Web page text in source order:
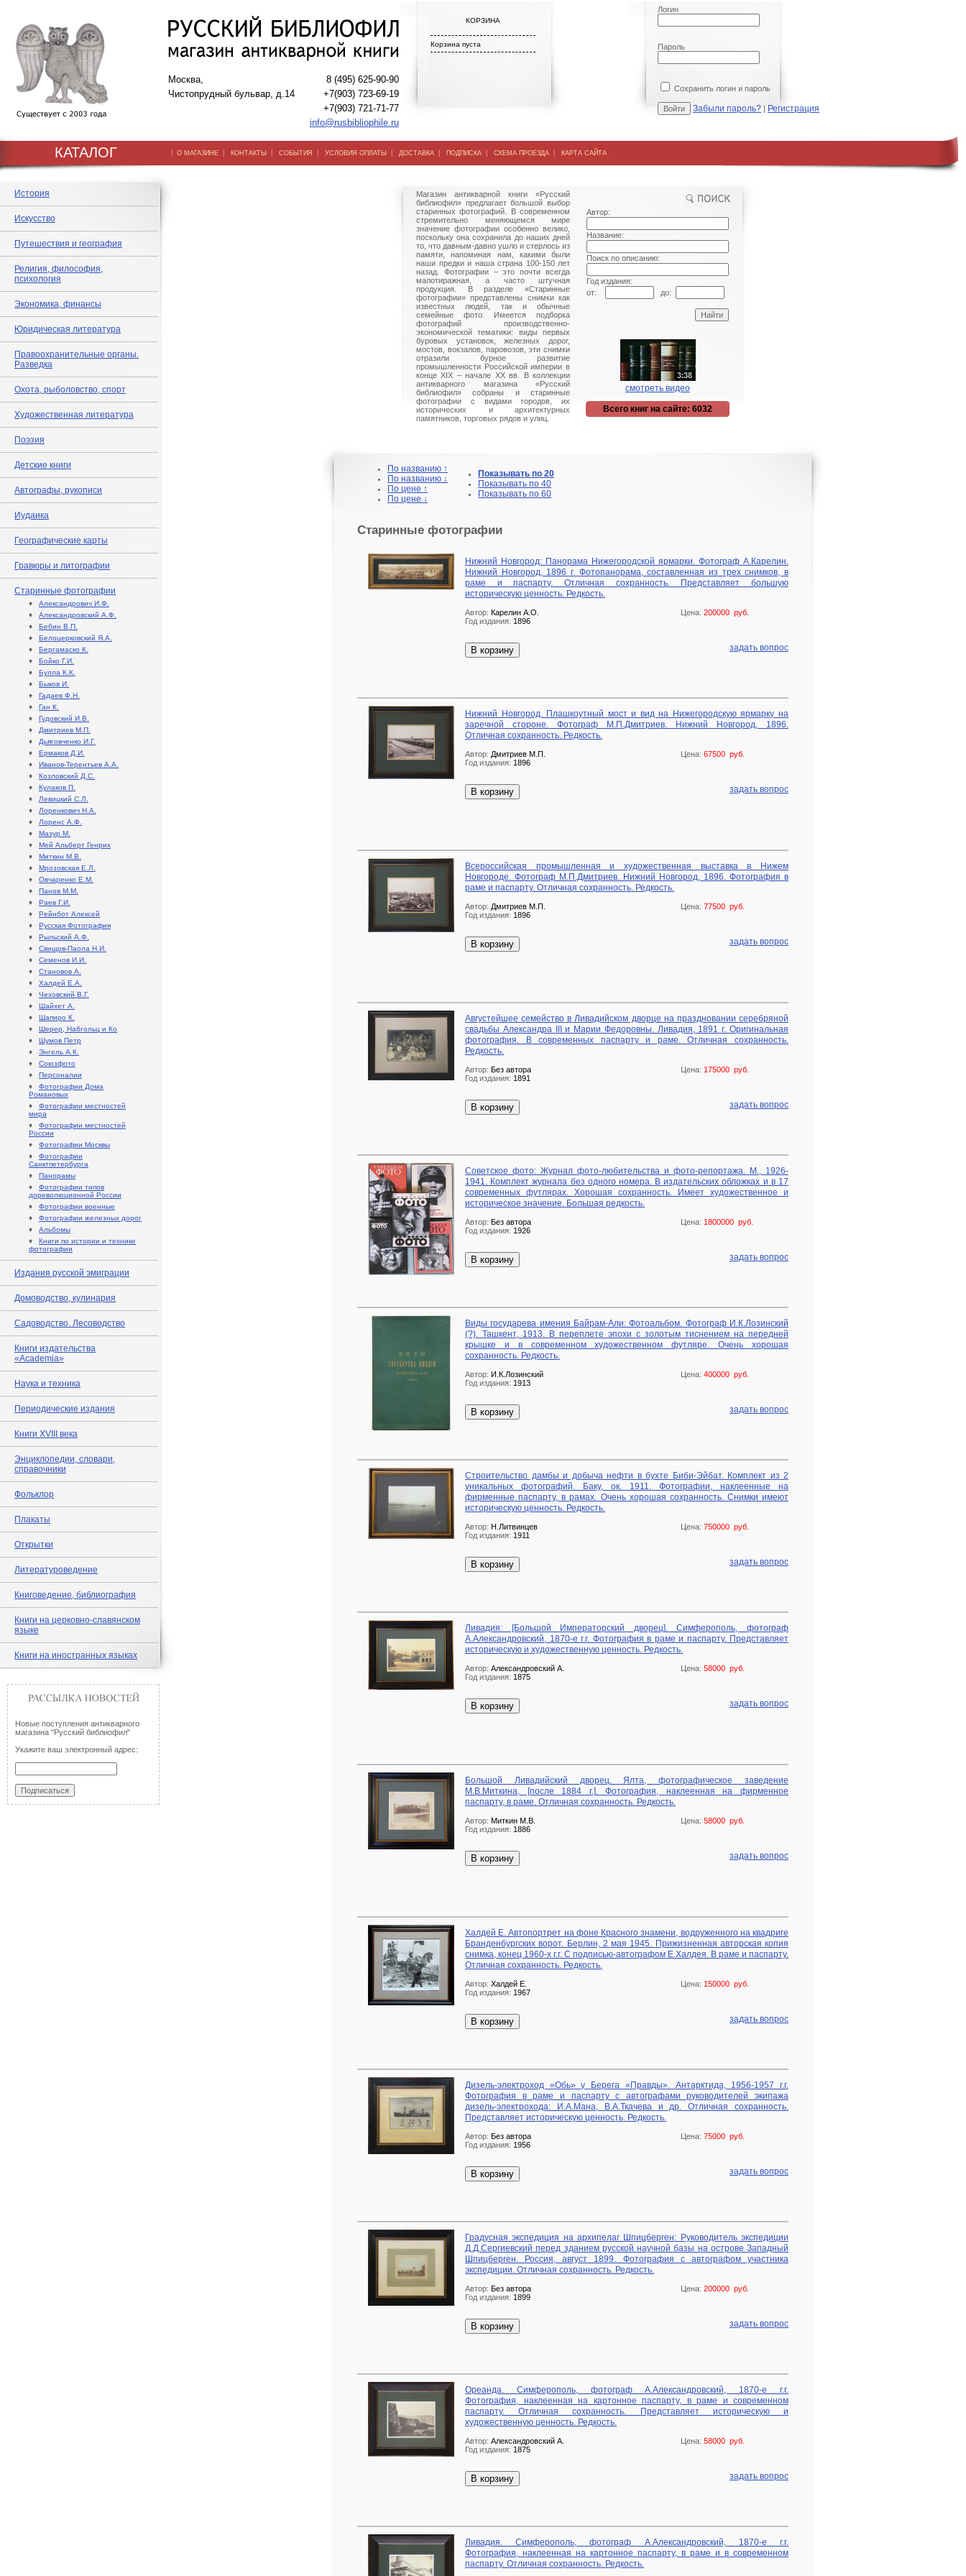
Москва,
Чистопрудный бульвар, д.14
8 (495) 625-90-90
+7(903) 723-69-19
+7(903) 721-71-77
info@rusbibliophile.ru
КОРЗИНА
Корзина пуста
Логин
Пароль
Сохранить логин и пароль
Забыли пароль? | Регистрация
КАТАЛОГ | О МАГАЗИНЕ | КОНТАКТЫ | СОБЫТИЯ | УСЛОВИЯ ОПЛАТЫ | ДОСТАВКА | ПОДПИСКА | СХЕМА ПРОЕЗДА | КАРТА САЙТА
История
Искусство
Путешествия и география
Религия, философия,
психология
Экономика, финансы
Юридическая литература
Правоохранительные органы.
Разведка
Охота, рыболовство, спорт
Художественная литература
Поэзия
Детские книги
Автографы, рукописи
Иудаика
Географические карты
Гравюры и литографии
Старинные фотографии
♦ Александрович И.Ф.
♦ Александровский А.Ф.
♦ Бебин В.П.
♦ Белоцерковский Я.А.
♦ Бергамаско К.
♦ Бойко Г.И.
♦ Булла К.К.
♦ Быков И.
♦ Гадаев Ф.Н.
♦ Ган К.
♦ Гудовский И.В.
♦ Дмитриев М.П.
♦ Дьяговченко И.Г.
♦ Ермаков Д.И.
♦ Иванов-Терентьев А.А.
♦ Козловский Д.С.
♦ Кулаков П.
♦ Левицкий С.Л.
♦ Лоренкович Н.А.
♦ Лоренс А.Ф.
♦ Мазур М.
♦ Мей Альберт Генрих
♦ Миткин М.В.
♦ Мрозовская Е.Л.
♦ Овчаренко Е.М.
♦ Панов М.М.
♦ Раев Г.И.
♦ Рейнбот Алексей
♦ Русская Фотография
♦ Рыльский А.Ф.
♦ Свищов-Паола Н.И.
♦ Семенов И.И.
♦ Становов А.
♦ Халдей Е.А.
♦ Чеховский В.Г.
♦ Шайхет А.
♦ Шапиро К.
♦ Шерер, Набгольц и Ко
♦ Шумов Петр
♦ Энгель А.К.
♦ Союзфото
♦ Персоналии
♦ Фотографии Дома
Романовых
♦ Фотографии местностей
мира
♦ Фотографии местностей
России
♦ Фотографии Москвы
♦ Фотографии
Санктпетербурга
♦ Панорамы
♦ Фотографии типов
дореволюционной России
♦ Фотографии военные
♦ Фотографии железных дорог
♦ Альбомы
♦ Книги по истории и технике
фотографии
Издания русской эмиграции
Домоводство, кулинария
Садоводство. Лесоводство
Книги издательства
«Academia»
Наука и техника
Периодические издания
Книги XVIII века
Энциклопедии, словари,
справочники
Фольклор
Плакаты
Открытки
Литературоведение
Книговедение, библиография
Книги на церковно-славянском
языке
Книги на иностранных языках
Новые поступления антикварного
магазина "Русский библиофил"
Укажите ваш электронный адрес:
Магазин антикварной книги «Русский
библиофил» предлагает большой выбор
старинных фотографий. В современном
стремительно меняющемся мире
значение фотографии особенно велико,
поскольку она сохранила до наших дней
то, что давным-давно ушло и стерлось из
памяти, напоминая нам, какими были
наши предки и наша страна 100-150 лет
назад. Фотографии – это почти всегда
малотиражная, а часто штучная
продукция. В разделе «Старинные
фотографии» представлены снимки как
известных людей, так и обычные
семейные фото. Имеется подборка
фотографий производственно-
экономической тематики: виды первых
буровых установок, железных дорог,
мостов, вокзалов, паровозов, эти снимки
отразили бурное развитие
промышленности Российской империи в
конце XIX – начале ХХ вв. В коллекции
антикварного магазина «Русский
библиофил» собраны и старинные
фотографии с видами городов, их
исторических и архитектурных
памятников, торговых рядов и улиц.
Автор:
Название:
Поиск по описанию:
Год издания:
от:
до:
смотреть видео
Всего книг на сайте: 6032
По названию ↑
По названию ↓
По цене ↑
По цене ↓
Показывать по 20
Показывать по 40
Показывать по 60
Старинные фотографии
Нижний Новгород: Панорама Нижегородской ярмарки. Фотограф А.Карелин.
Нижний Новгород, 1896 г. Фотопанорама, составленная из трех снимков, в
раме и паспарту. Отличная сохранность. Представляет большую
историческую ценность. Редкость.
Цена: 200000 руб.
Автор: Карелин А.О.
Год издания: 1896
В корзину задать вопрос
Нижний Новгород. Плашкоутный мост и вид на Нижегородскую ярмарку на
заречной стороне. Фотограф М.П.Дмитриев. Нижний Новгород, 1896.
Отличная сохранность. Редкость.
Цена: 67500 руб.
Автор: Дмитриев М.П.
Год издания: 1896
В корзину задать вопрос
Всероссийская промышленная и художественная выставка в Нижем
Новгороде. Фотограф М.П.Дмитриев. Нижний Новгород, 1896. Фотография в
раме и паспарту. Отличная сохранность. Редкость.
Цена: 77500 руб.
Автор: Дмитриев М.П.
Год издания: 1896
В корзину задать вопрос
Августейшее семейство в Ливадийском дворце на праздновании серебряной
свадьбы Александра III и Марии Федоровны. Ливадия, 1891 г. Оригинальная
фотография. В современных паспарту и раме. Отличная сохранность.
Редкость.
Цена: 175000 руб.
Автор: Без автора
Год издания: 1891
В корзину задать вопрос
Советское фото: Журнал фото-любительства и фото-репортажа. М., 1926-
1941. Комплект журнала без одного номера. В издательских обложках и в 17
современных футлярах. Хорошая сохранность. Имеет художественное и
историческое значение. Большая редкость.
Цена: 1800000 руб.
Автор: Без автора
Год издания: 1926
В корзину задать вопрос
Виды государева имения Байрам-Али: Фотоальбом. Фотограф И.К.Лозинский
(?). Ташкент, 1913. В переплете эпохи с золотым тиснением на передней
крышке и в современном художественном футляре. Очень хорошая
сохранность. Редкость.
Цена: 400000 руб.
Автор: И.К.Лозинский
Год издания: 1913
В корзину задать вопрос
Строительство дамбы и добыча нефти в бухте Биби-Эйбат. Комплект из 2
уникальных фотографий. Баку, ок. 1911. Фотографии, наклеенные на
фирменные паспарту, в рамах. Очень хорошая сохранность. Снимки имеют
историческую ценность. Редкость.
Цена: 750000 руб.
Автор: Н.Литвинцев
Год издания: 1911
В корзину задать вопрос
Ливадия: [Большой Императорский дворец]. Симферополь, фотограф
А.Александровский, 1870-е г.г. Фотография в раме и паспарту. Представляет
историческую и художественную ценность. Редкость.
Цена: 58000 руб.
Автор: Александровский А.
Год издания: 1875
В корзину задать вопрос
Большой Ливадийский дворец. Ялта, фотографическое заведение
М.В.Миткина, [после 1884 г.]. Фотография, наклеенная на фирменное
паспарту, в раме. Отличная сохранность. Редкость.
Цена: 58000 руб.
Автор: Миткин М.В.
Год издания: 1886
В корзину задать вопрос
Халдей Е. Автопортрет на фоне Красного знамени, водруженного на квадриге
Бранденбургских ворот. Берлин, 2 мая 1945. Прижизненная авторская копия
снимка, конец 1960-х г.г. С подписью-автографом Е.Халдея. В раме и паспарту.
Отличная сохранность. Редкость.
Цена: 150000 руб.
Автор: Халдей Е.
Год издания: 1967
В корзину задать вопрос
Дизель-электроход «Обь» у Берега «Правды». Антарктида, 1956-1957 г.г.
Фотография в раме и паспарту с автографами руководителей экипажа
дизель-электрохода: И.А.Мана, В.А.Ткачева и др. Отличная сохранность.
Представляет историческую ценность. Редкость.
Цена: 75000 руб.
Автор: Без автора
Год издания: 1956
В корзину задать вопрос
Градусная экспедиция на архипелаг Шпицберген: Руководитель экспедиции
Д.Д.Сергиевский перед зданием русской научной базы на острове Западный
Шпицберген. Россия, август 1899. Фотография с автографом участника
экспедиции. Отличная сохранность. Редкость.
Цена: 200000 руб.
Автор: Без автора
Год издания: 1899
В корзину задать вопрос
Ореанда. Симферополь, фотограф А.Александровский, 1870-е г.г.
Фотография, наклеенная на картонное паспарту, в раме и современном
паспарту. Отличная сохранность. Представляет историческую и
художественную ценность. Редкость.
Цена: 58000 руб.
Автор: Александровский А.
Год издания: 1875
В корзину задать вопрос
Ливадия. Симферополь, фотограф А.Александровский, 1870-е г.г.
Фотография, наклеенная на картонное паспарту, в раме и в современном
паспарту. Отличная сохранность. Редкость.